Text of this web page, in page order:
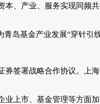
、产业、服务实现同频
岛基金产业发展“穿针引线
签署战略合作协议。上
上市、基金管理等方面加